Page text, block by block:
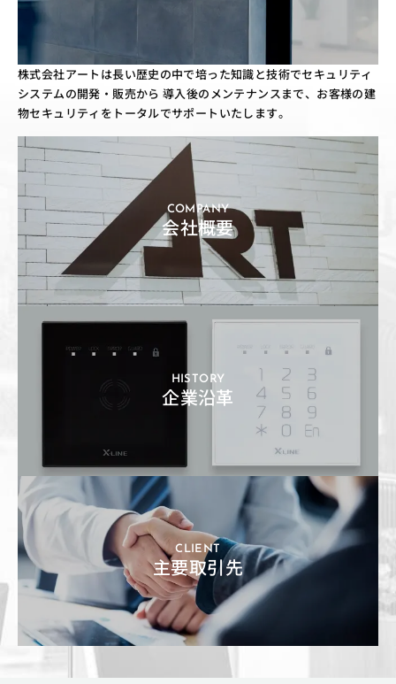
株式会社アートは長い歴史の中で培った知識と技術でセキュリティ
システムの開発・販売から 導入後のメンテナンスまで、お客様の建
物セキュリティをトータルでサポートいたします。
COMPANY
会社概要
HISTORY
企業沿革
CLIENT
主要取引先